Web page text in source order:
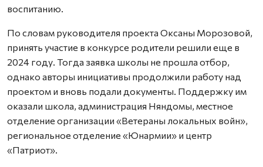
воспитанию.
По словам руководителя проекта Оксаны Морозовой,
принять участие в конкурсе родители решили еще в
2024 году. Тогда заявка школы не прошла отбор,
однако авторы инициативы продолжили работу над
проектом и вновь подали документы. Поддержку им
оказали школа, администрация Няндомы, местное
отделение организации «Ветераны локальных войн»,
региональное отделение «Юнармии» и центр
«Патриот».